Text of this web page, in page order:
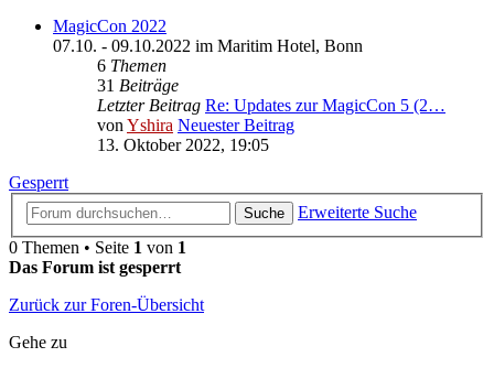
MagicCon 2022
07.10. - 09.10.2022 im Maritim Hotel, Bonn
6 Themen
31 Beiträge
Letzter Beitrag Re: Updates zur MagicCon 5 (2…
von Yshira Neuester Beitrag
13. Oktober 2022, 19:05
Gesperrt
Suche
Erweiterte Suche
0 Themen • Seite 1 von 1
Das Forum ist gesperrt
Zurück zur Foren-Übersicht
Gehe zu